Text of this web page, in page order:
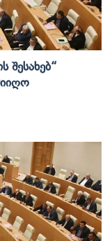
Შესახებ“